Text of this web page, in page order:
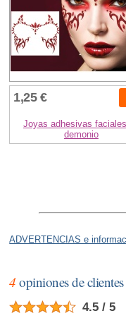
1,25 €
Joyas adhesivas
demonio
ADVERTENCIAS e
4 opiniones de clientes
4.5 / 5